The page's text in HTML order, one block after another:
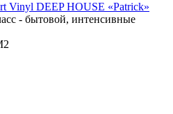
Vinyl DEEP HOUSE «Patrick»
- бытовой, интенсивные